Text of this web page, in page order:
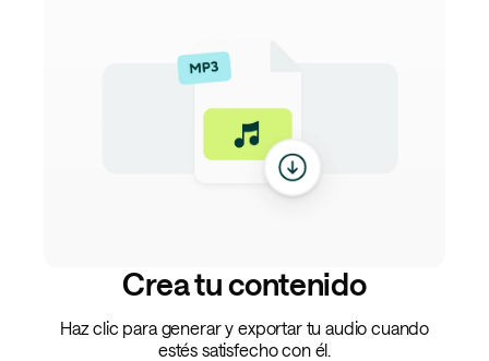
Crea tu contenido
Haz clic para generar y exportar tu audio cuando
estés satisfecho con él.